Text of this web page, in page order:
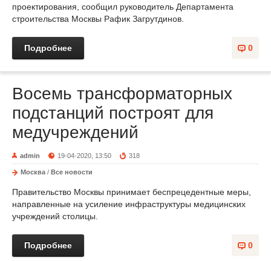
проектирования, сообщил руководитель Департамента
строительства Москвы Рафик Загрутдинов.
0
Подробнее
Восемь трансформаторных
подстанций построят для
медучреждений
admin 19-04-2020, 13:50 318
Москва / Все новости
Правительство Москвы принимает беспрецедентные меры,
направленные на усиление инфраструктуры медицинских
учреждений столицы.
0
Подробнее